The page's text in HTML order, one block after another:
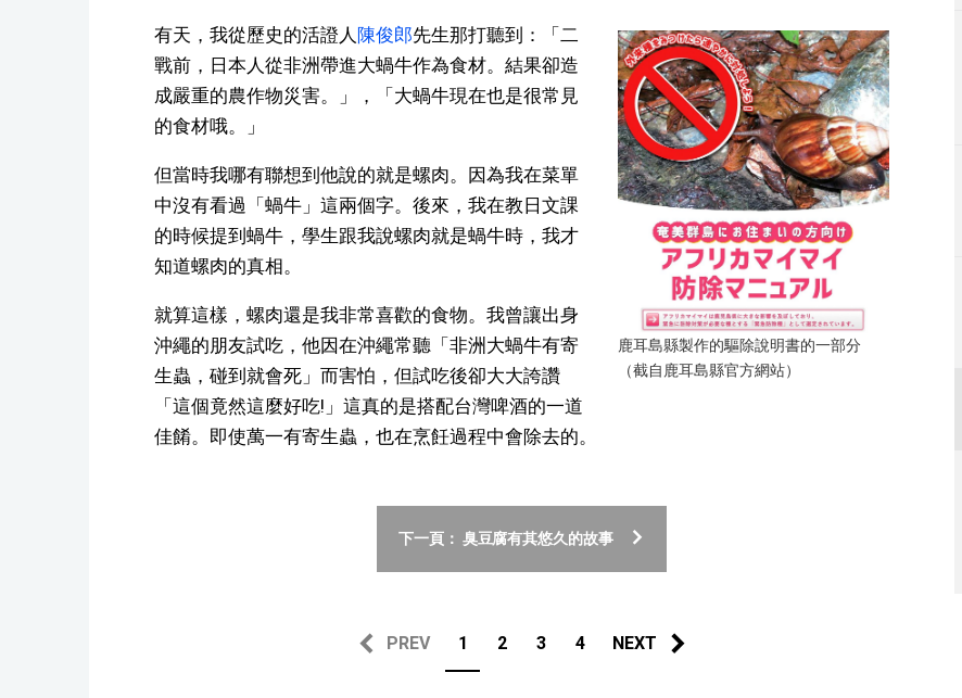
鹿耳島縣製作的驅除說明書的一部分
（截自鹿耳島縣官方網站）
有天，我從歷史的活證人 陳俊郎先生那打聽到：「二
戰前，日本人從非洲帶進大蝸牛作為食材。結果卻造
成嚴重的農作物災害。」，「大蝸牛現在也是很常見
的食材哦。」
但當時我哪有聯想到他說的就是螺肉。因為我在菜單
中沒有看過「蝸牛」這兩個字。後來，我在教日文課
的時候提到蝸牛，學生跟我說螺肉就是蝸牛時，我才
知道螺肉的真相。
就算這樣，螺肉還是我非常喜歡的食物。我曾讓出身
沖繩的朋友試吃，他因在沖繩常聽「非洲大蝸牛有寄
生蟲，碰到就會死」而害怕，但試吃後卻大大誇讚
「這個竟然這麼好吃!」這真的是搭配台灣啤酒的一道
佳餚。即使萬一有寄生蟲，也在烹飪過程中會除去的。
下一頁： 臭豆腐有其悠久的故事
PREV 1 2 3 4 NEXT